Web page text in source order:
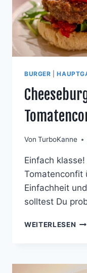
BURGER |
Von TurboKanne
Einfach
Tomatenconfit
Einfachheit
solltest Du
WEITERLESEN